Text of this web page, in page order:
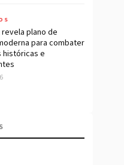
plano de
para combater
históricas e